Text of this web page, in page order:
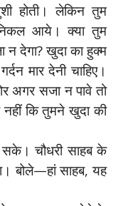
होती। लेकिन तुम
आये। क्या तुम
देगा? खुदा का हुक्म
मार देनी चाहिए।
अगर सजा न पावे तो
नहीं कि तुमने खुदा की
चौधरी साहब के
बोले—हां साहब, यह